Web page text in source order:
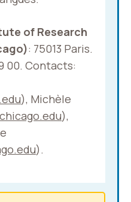
of Research
: 75013 Paris.
00. Contacts:
), Michèle
),
).